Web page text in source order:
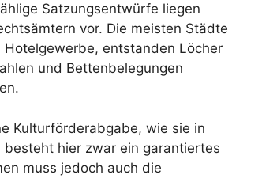
Satzungsentwürfe liegen
vor. Die meisten Städte
entstanden Löcher
und Bettenbelegungen
Kulturförderabgabe, wie sie in
hier zwar ein garantiertes
muss jedoch auch die